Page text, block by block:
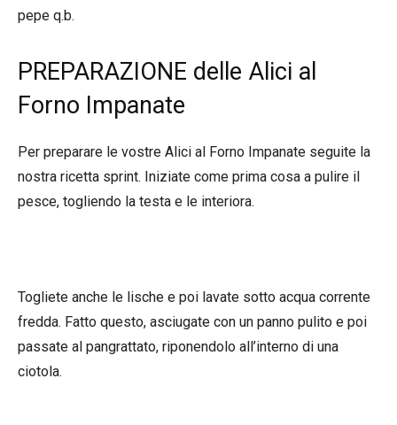
pepe q.b.
PREPARAZIONE delle Alici al
Forno Impanate
Per preparare le vostre Alici al Forno Impanate seguite la
nostra ricetta sprint. Iniziate come prima cosa a pulire il
pesce, togliendo la testa e le interiora.
Togliete anche le lische e poi lavate sotto acqua corrente
fredda. Fatto questo, asciugate con un panno pulito e poi
passate al pangrattato, riponendolo all’interno di una
ciotola.